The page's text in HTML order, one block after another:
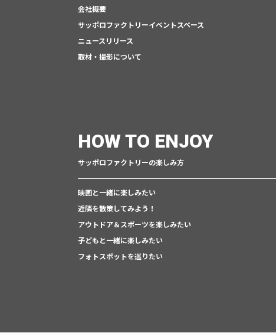
会社概要
サッポロファクトリーイベントスペース
ニュースリリース
取材・撮影について
HOW TO ENJOY
サッポロファクトリーの楽しみ方
映画と一緒に楽しみたい
近隣を散策してみよう！
アウトドア＆スポーツを楽しみたい
子どもと一緒に楽しみたい
フォトスポットを巡りたい